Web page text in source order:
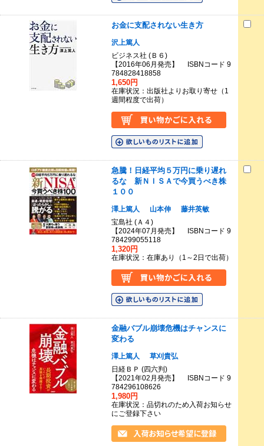
お金に支配されない生き方
沢上篤人
ビジネス社 (Ｂ６)
【2016年06月発売】 ISBNコード 9
784828418858
1,650円
在庫状況：出版社よりお取り寄せ（1
週間程度で出荷）
急騰！日経平均５万円に乗り遅れ
るな 新ＮＩＳＡで今買うべき株
１００
澤上篤人 山本伸
藤井英敏
宝島社 (Ａ４)
【2024年07月発売】 ISBNコード 9
784299055118
1,320円
在庫状況：在庫あり（1～2日で出荷）
金融バブル崩壊危機はチャンスに
変わる
澤上篤人
草刈貴弘
日経ＢＰ (四六判)
【2021年02月発売】 ISBNコード 9
784296108626
1,980円
在庫状況：品切れのため入荷お知らせ
にご登録下さい